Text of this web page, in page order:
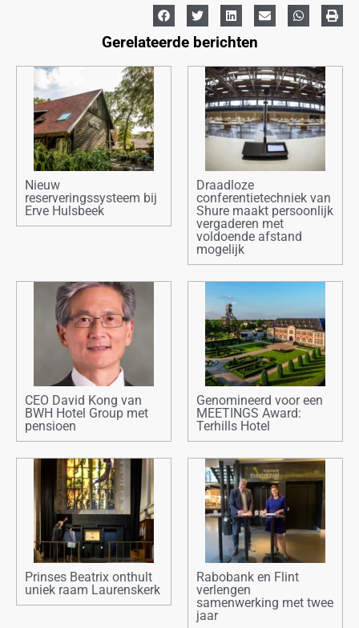
Gerelateerde berichten
Nieuw
reserveringssysteem bij
Erve Hulsbeek
Draadloze
conferentietechniek van
Shure maakt persoonlijk
vergaderen met
voldoende afstand
mogelijk
CEO David Kong van
BWH Hotel Group met
pensioen
Genomineerd voor een
MEETINGS Award:
Terhills Hotel
Prinses Beatrix onthult
uniek raam Laurenskerk
Rabobank en Flint
verlengen
samenwerking met twee
jaar